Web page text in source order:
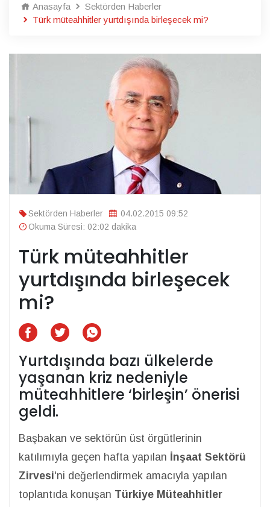
Anasayfa
Sektörden Haberler
Türk müteahhitler yurtdışında birleşecek mi?
Sektörden Haberler
04.02.2015 09:52
Okuma Süresi: 02:02 dakika
Türk müteahhitler
yurtdışında birleşecek
mi?
Yurtdışında bazı ülkelerde
yaşanan kriz nedeniyle
müteahhitlere ‘birleşin’ önerisi
geldi.
Başbakan ve sektörün üst örgütlerinin
katılımıyla geçen hafta yapılan İnşaat Sektörü
Zirvesi'ni değerlendirmek amacıyla yapılan
toplantıda konuşan Türkiye Müteahhitler